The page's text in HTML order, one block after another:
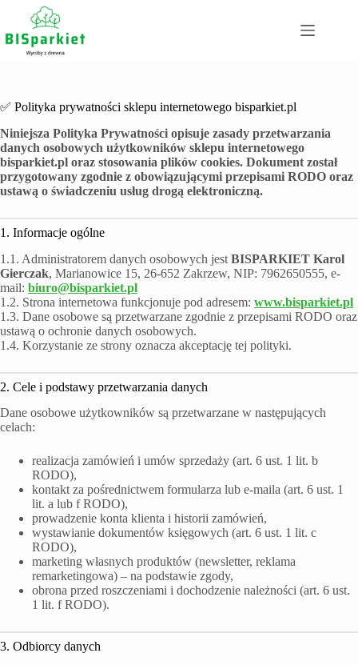
✅ Polityka prywatności sklepu internetowego bisparkiet.pl
Niniejsza Polityka Prywatności opisuje zasady przetwarzania
danych osobowych użytkowników sklepu internetowego
bisparkiet.pl oraz stosowania plików cookies. Dokument został
przygotowany zgodnie z obowiązującymi przepisami RODO oraz
ustawą o świadczeniu usług drogą elektroniczną.
1. Informacje ogólne
1.1. Administratorem danych osobowych jest BISPARKIET Karol
Gierczak, Marianowice 15, 26-652 Zakrzew, NIP: 7962650555, e-
mail: biuro@bisparkiet.pl
1.2. Strona internetowa funkcjonuje pod adresem: www.bisparkiet.pl
1.3. Dane osobowe są przetwarzane zgodnie z przepisami RODO oraz
ustawą o ochronie danych osobowych.
1.4. Korzystanie ze strony oznacza akceptację tej polityki.
2. Cele i podstawy przetwarzania danych
Dane osobowe użytkowników są przetwarzane w następujących
celach:
realizacja zamówień i umów sprzedaży (art. 6 ust. 1 lit. b
RODO),
kontakt za pośrednictwem formularza lub e-maila (art. 6 ust. 1
lit. a lub f RODO),
prowadzenie konta klienta i historii zamówień,
wystawianie dokumentów księgowych (art. 6 ust. 1 lit. c
RODO),
marketing własnych produktów (newsletter, reklama
remarketingowa) – na podstawie zgody,
obrona przed roszczeniami i dochodzenie należności (art. 6 ust.
1 lit. f RODO).
3. Odbiorcy danych